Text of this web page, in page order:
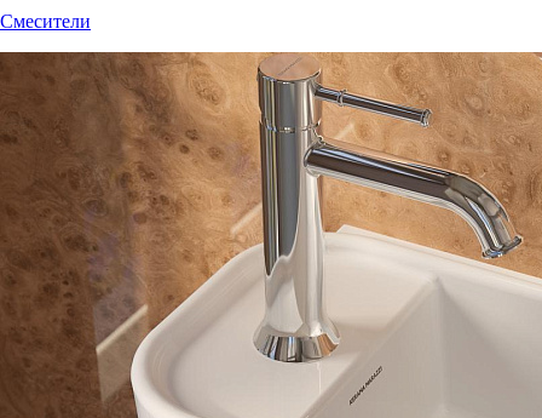
Смесители